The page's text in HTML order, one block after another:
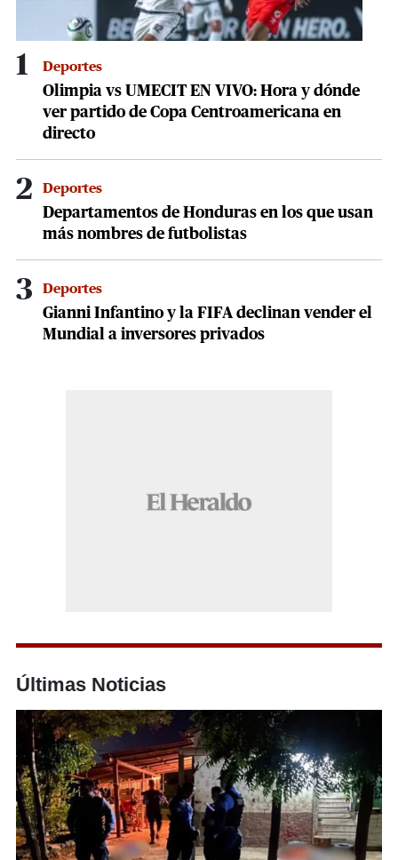
1 Deportes
Olimpia vs UMECIT EN VIVO: Hora y dónde
ver partido de Copa Centroamericana en
directo
2 Deportes
Departamentos de Honduras en los que usan
más nombres de futbolistas
3 Deportes
Gianni Infantino y la FIFA declinan vender el
Mundial a inversores privados
Últimas Noticias